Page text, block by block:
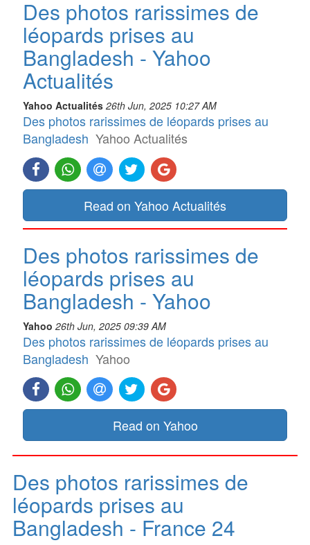
Des photos rarissimes de
léopards prises au
Bangladesh - Yahoo
Actualités
Yahoo Actualités 26th Jun, 2025 10:27 AM
Des photos rarissimes de léopards prises au
Bangladesh Yahoo Actualités
Read on Yahoo Actualités
Des photos rarissimes de
léopards prises au
Bangladesh - Yahoo
Yahoo 26th Jun, 2025 09:39 AM
Des photos rarissimes de léopards prises au
Bangladesh Yahoo
Read on Yahoo
Des photos rarissimes de
léopards prises au
Bangladesh - France 24